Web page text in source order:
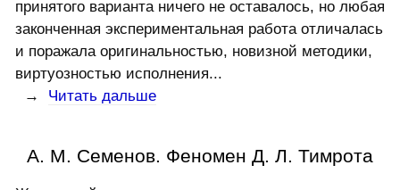
принятого варианта ничего не оставалось, но любая
законченная экспериментальная работа отличалась
и поражала оригинальностью, новизной методики,
виртуозностью исполнения...
→ Читать дальше
А. М. Семенов. Феномен Д. Л. Тимрота